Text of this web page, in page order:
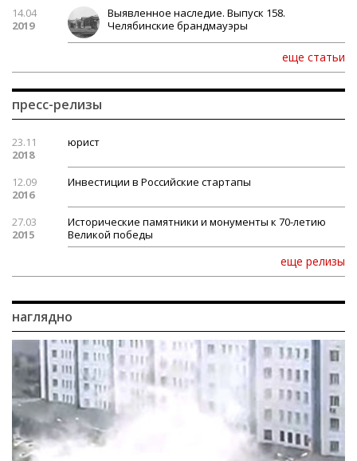
14.04
2019
Выявленное наследие. Выпуск 158.
Челябинские брандмауэры
еще статьи
пресс-релизы
23.11
2018
юрист
12.09
2016
Инвестиции в Российские стартапы
27.03
2015
Исторические памятники и монументы к 70-летию
Великой победы
еще релизы
наглядно